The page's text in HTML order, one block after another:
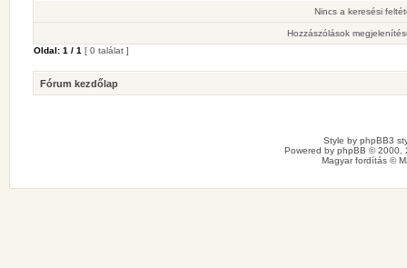
Nincs a keresési
Hozzászólások
Oldal: 1 / 1 [ 0 találat ]
Fórum kezdőlap
Style by phpBB3
Powered by phpBB © 2000,
Magyar fordítás ©